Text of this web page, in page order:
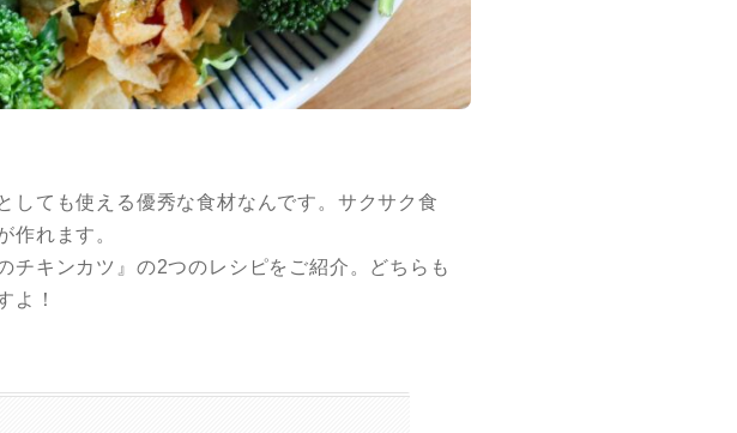
しても使える優秀な食材なんです。サクサク食
作れます。
チキンカツ』の2つのレシピをご紹介。どちらも
よ！